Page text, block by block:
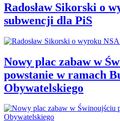
Radosław Sikorski o
subwencji dla PiS
Nowy plac zabaw w
powstanie w ramach
Obywatelskiego